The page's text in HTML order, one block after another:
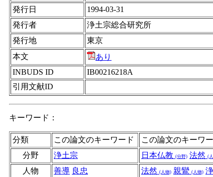
発行日
1994-03-31
発行者
浄土宗総合研究所
発行地
東京
本文
あり
INBUDS ID
IB00216218A
引用文献ID
キーワード：
分類 この論文のキーワード
この論文のキーワ
分野
浄土宗 日本仏教 (分野) 法然 (
人物 善導 良忠 法然 (人物) 親鸞 (人物)